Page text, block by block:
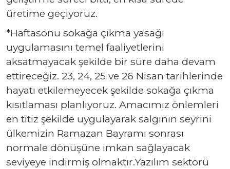
üretime geçiyoruz.
*Haftasonu sokağa çıkma yasağı
uygulamasını temel faaliyetlerini
aksatmayacak şekilde bir süre daha devam
ettireceğiz. 23, 24, 25 ve 26 Nisan tarihlerinde
hayatı etkilemeyecek şekilde sokağa çıkma
kısıtlaması planlıyoruz. Amacımız önlemleri
en titiz şekilde uygulayarak salgının seyrini
ülkemizin Ramazan Bayramı sonrası
normale dönüşüne imkan sağlayacak
seviyeye indirmiş olmaktır.Yazılım sektörü